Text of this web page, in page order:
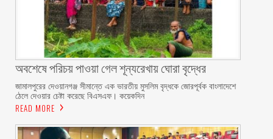
অবশেষে পরিচয় পাওয়া গেল শূন্যরেখায় ঘোরা বৃদ্ধের
জামালপুরের দেওয়ানগঞ্জ সীমান্তে এক ভারতীয় মুসলিম বৃদ্ধকে জোরপূর্বক বাংলাদেশে
ঠেলে দেওয়ার চেষ্টা করেছে বিএসএফ। কয়েকদিন
READ MORE